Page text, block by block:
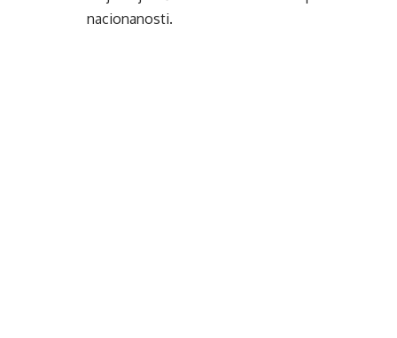
nacionanosti.